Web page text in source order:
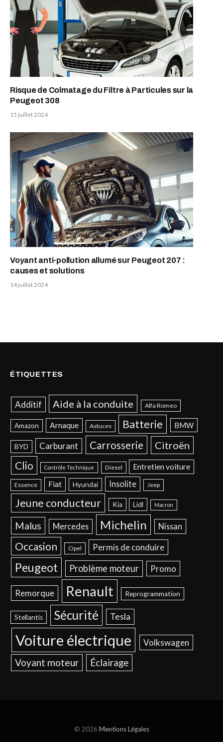
Risque de Colmatage du Filtre à Particules sur la
Peugeot 308
15 juillet 2024
Voyant anti-pollution allumé sur Peugeot 207 :
causes et solutions
14 juillet 2024
ÉTIQUETTES
Additif Aide à la conduite Alfa Romeo
Amazon Arnaque Astuces Batterie BMW
BYD Carburant Carrosserie Citroën
Clio Contrôle Technique Diesel Entretien voiture
Essence Fiat Hyundai Insolite Jeep
Jeune conducteur Kia Lidl Macron
Malus Mercedes Michelin Nissan
Occasion Opel Permis de conduire
Peugeot Problème moteur Promo
Remorque Renault Reprogrammation
Stellantis Sécurité Tesla
Voiture électrique Volkswagen
Voyant moteur Éclairage
© 2026 Mentions Légales